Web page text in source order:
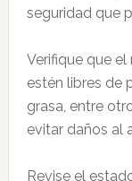
seguridad que
Verifique que
estén libres de
grasa, entre
evitar daños al
Revise el